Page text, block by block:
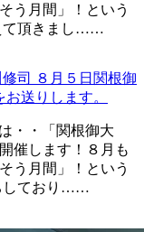
う月間」！という
て頂きまし……
司 ８月５日関根御
送りします。
・・「関根御大
催します！８月も
う月間」！という
しており……